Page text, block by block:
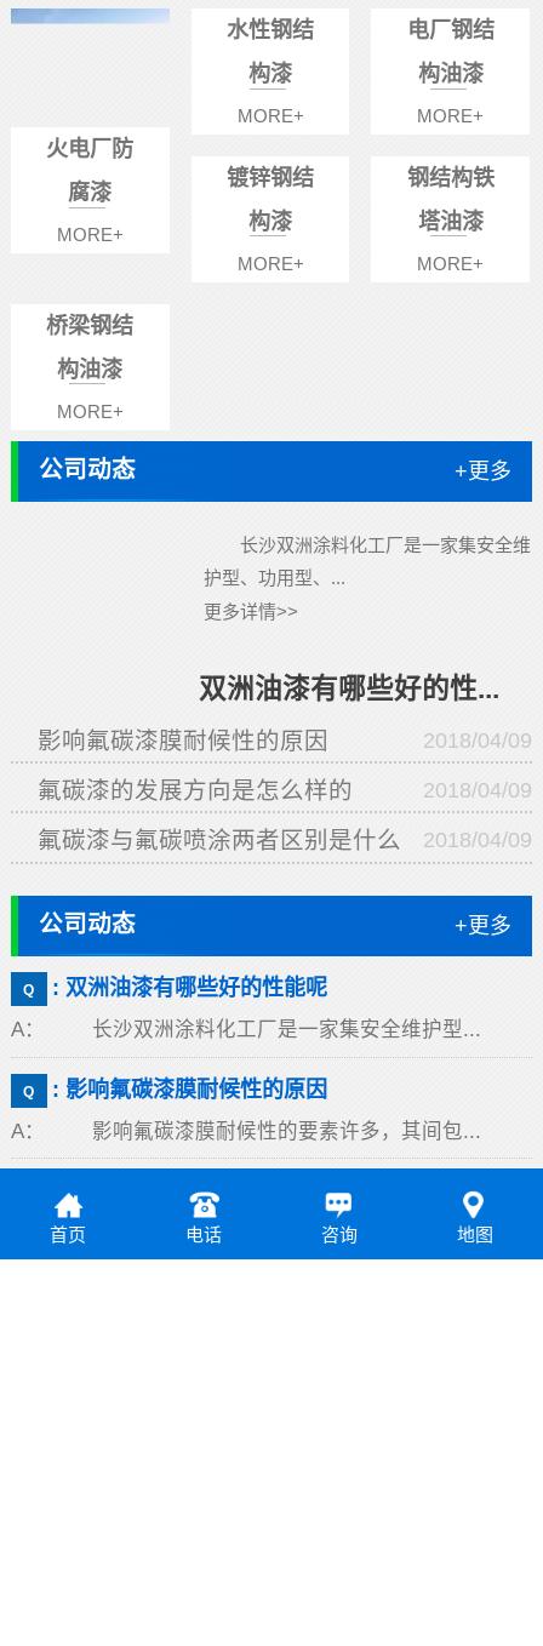
火电厂防
腐漆
MORE+
水性钢结
构漆
MORE+
电厂钢结
构油漆
MORE+
镀锌钢结
构漆
MORE+
钢结构铁
塔油漆
MORE+
桥梁钢结
构油漆
MORE+
公司动态 +更多
双洲油漆有哪些好的性...
长沙双洲涂料化工厂是一家集安全维
护型、功用型、...
更多详情>>
影响氟碳漆膜耐候性的原因 2018/04/09
氟碳漆的发展方向是怎么样的 2018/04/09
氟碳漆与氟碳喷涂两者区别是什么 2018/04/09
公司动态 +更多
Q : 双洲油漆有哪些好的性能呢
A： 长沙双洲涂料化工厂是一家集安全维护型...
Q : 影响氟碳漆膜耐候性的原因
A： 影响氟碳漆膜耐候性的要素许多，其间包...
: 氟碳漆的发展方向是怎么样的
A： 众所周知，氟碳漆为许多行业的涂装领域...
首页 电话 咨询 地图